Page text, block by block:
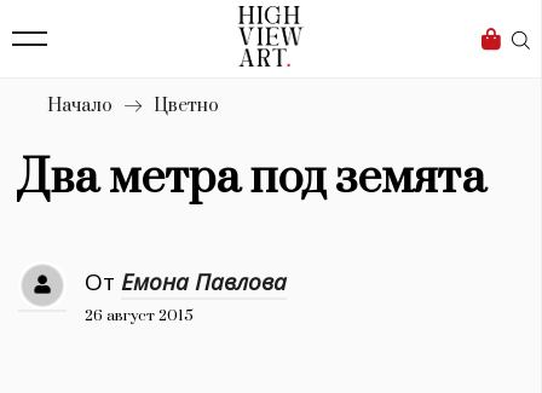
Бизнес
Мода
Dialogue
Изкуство
Красота
Начало Цветно
Два метра под земята
От Емона Павлова
26 август 2015